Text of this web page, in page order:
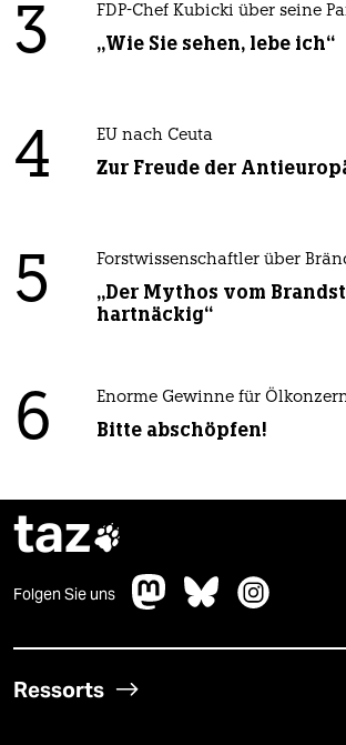
3 FDP-Chef Kubicki über seine
„Wie Sie sehen, lebe ich“
4 EU nach Ceuta
Zur Freude der
5 Forstwissenschaftler über
„Der Mythos vom
hartnäckig“
6 Enorme Gewinne für
Bitte abschöpfen!
taz
Folgen Sie uns
Ressorts